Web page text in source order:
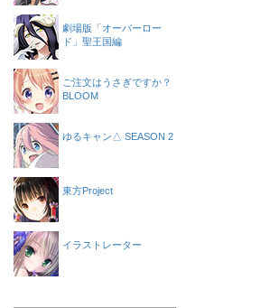
劇場版「オーバーロー
ド」聖王国編
ご注文はうさぎですか？
BLOOM
ゆるキャン△ SEASON 2
東方Project
イラストレーター